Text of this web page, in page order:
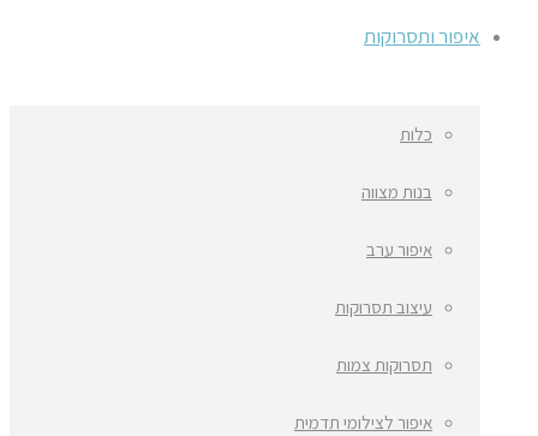
איפור ותסרוקות
כלות
בנות מצווה
איפור ערב
עיצוב תסרוקות
תסרוקות צמות
איפור לצילומי תדמית